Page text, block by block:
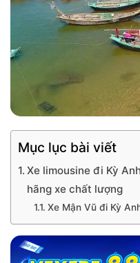
Mục lục bài viết
Xe limousine đi Kỳ
hãng xe chất lượng
Xe Mận Vũ đi Kỳ